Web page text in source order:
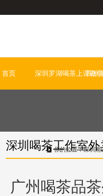
首页 深圳罗湖喝茶上课微信
深圳
深圳喝茶工作室外
你的位置：深圳南
广州喝茶品